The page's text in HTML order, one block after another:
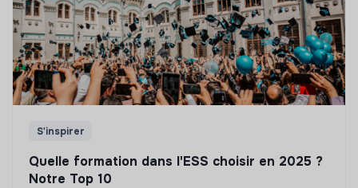
S'inspirer
Quelle formation dans l'ESS choisir en 2025 ?
Notre Top 10